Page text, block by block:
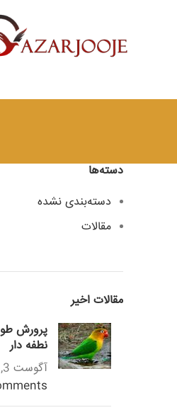
دسته‌ها
دسته‌بندی نشده
مقالات
مقالات اخیر
پرورش
نطفه دار
آگوست 3, 2026